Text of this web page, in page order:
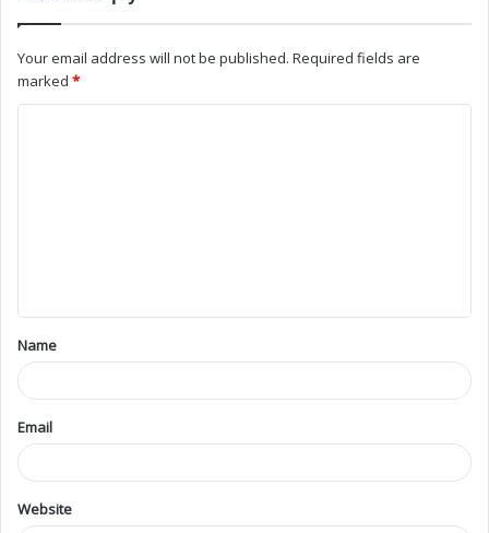
Your email address will not be published. Required fields are
marked *
Name
Email
Website